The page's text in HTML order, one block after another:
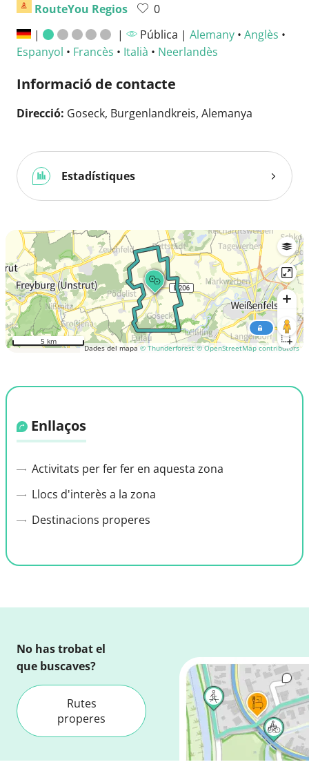
RouteYou Regios
0
|
| Pública | Alemany• Anglès •
Espanyol • Francès • Italià • Neerlandès
Informació de contacte
Direcció: Goseck, Burgenlandkreis, Alemanya
Estadístiques
Dades del mapa© Thunderforest © OpenStreetMap contributors
5 km
Enllaços
Activitats per fer fer en aquesta zona
Llocs d'interès a la zona
Destinacions properes
No has trobat el
que buscaves?
Rutes
properes